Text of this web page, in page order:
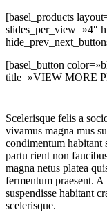
[basel_products
slides_per_view=»4″
[basel_button
title=»VIEW MORE
Scelerisque felis a
vivamus magna mus
condimentum habitant
partu rient non
magna netus platea
fermentum praesent.
suspendisse habitant
scelerisque.